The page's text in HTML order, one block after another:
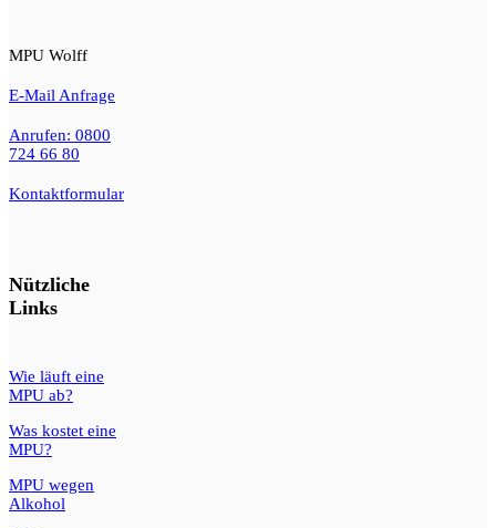
MPU Wolff
E-Mail Anfrage
Anrufen: 0800
724 66 80
Kontaktformular
Nützliche
Links
Wie läuft eine
MPU ab?
Was kostet eine
MPU?
MPU wegen
Alkohol